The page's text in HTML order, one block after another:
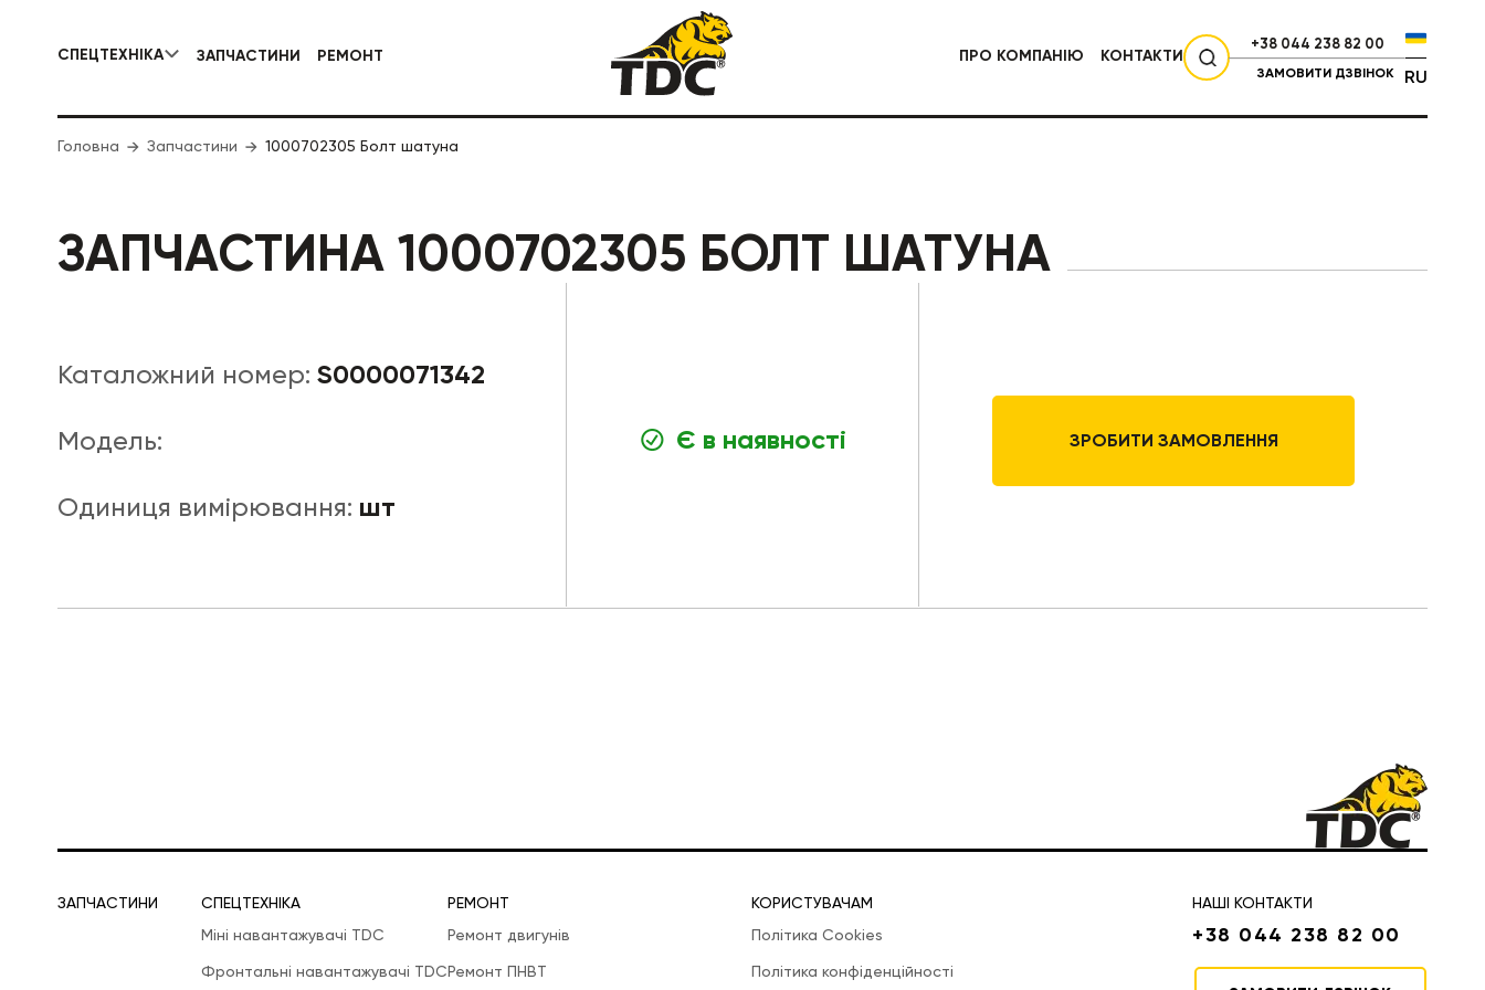
СПЕЦТЕХНІКА
КОМУНАЛЬНА СПЕЦТЕХНІКА ДОРОЖНЯ СПЕЦТЕХНІКА
ЗАПЧАСТИНИ РЕМОНТ ПРО КОМПАНІЮ КОНТАКТИ
+38 044 238 82 00
ЗАМОВИТИ ДЗВІНОК RU
Головна Запчастини 1000702305 Болт шатуна
ЗАПЧАСТИНА 1000702305 БОЛТ ШАТУНА
Каталожний номер: S0000071342
Модель:
Одиниця вимірювання: шт
Є в наявності ЗРОБИТИ ЗАМОВЛЕННЯ
ЗАПЧАСТИНИ
СПЕЦТЕХНІКА
Міні навантажувачі TDC
Фронтальні навантажувачі TDC
РЕМОНТ
Ремонт двигунів
Ремонт ПНВТ
КОРИСТУВАЧАМ
Політика Cookies
Політика конфіденційності
НАШІ КОНТАКТИ
+38 044 238 82 00